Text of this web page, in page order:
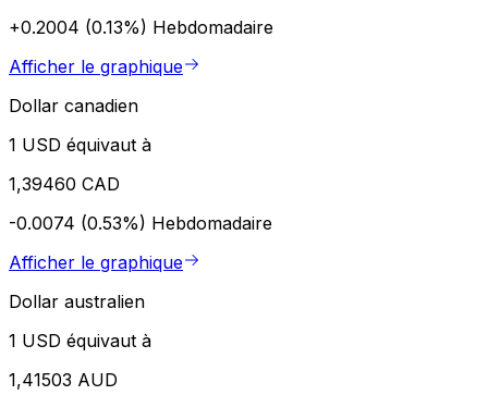
+0.2004 (0.13%) Hebdomadaire
Afficher le graphique
Dollar canadien
1 USD équivaut à
1,39460 CAD
-0.0074 (0.53%) Hebdomadaire
Afficher le graphique
Dollar australien
1 USD équivaut à
1,41503 AUD